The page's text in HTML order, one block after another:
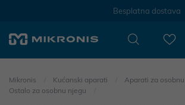
Besplatna dostava
Mikronis Kućanski aparati
Aparati za
Ostalo za osobnu njegu